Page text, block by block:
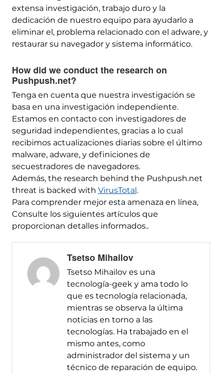
extensa investigación, trabajo duro y la
dedicación de nuestro equipo para ayudarlo a
eliminar el, problema relacionado con el adware, y
restaurar su navegador y sistema informático.
How did we conduct the research on
Pushpush.net?
Tenga en cuenta que nuestra investigación se
basa en una investigación independiente.
Estamos en contacto con investigadores de
seguridad independientes, gracias a lo cual
recibimos actualizaciones diarias sobre el último
malware, adware, y definiciones de
secuestradores de navegadores.
Además, the research behind the Pushpush.net
threat is backed with VirusTotal .
Para comprender mejor esta amenaza en línea,
Consulte los siguientes artículos que
proporcionan detalles informados..
Tsetso Mihailov
Tsetso Mihailov es una
tecnología-geek y ama todo lo
que es tecnología relacionada,
mientras se observa la última
noticias en torno a las
tecnologías. Ha trabajado en el
mismo antes, como
administrador del sistema y un
técnico de reparación de equipo.